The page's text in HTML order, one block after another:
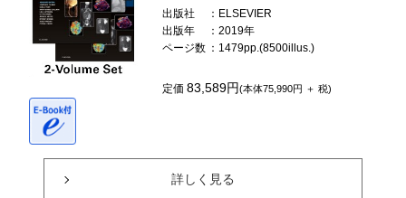
出版社
：ELSEVIER
出版年
：2019年
ページ数 ：1479pp.(8500illus.)
定価83,589円(本体75,990円 ＋ 税)
詳しく見る